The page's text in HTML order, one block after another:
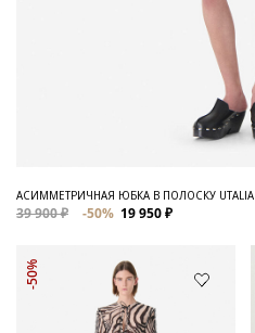
АСИММЕТРИЧНАЯ ЮБКА В ПОЛОСКУ UTALIA
39 900 ₽ -50% 19 950 ₽
-50%